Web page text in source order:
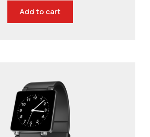
Add to cart